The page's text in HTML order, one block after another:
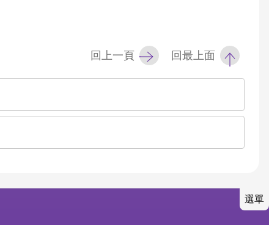
回上一頁 回最上面
選單